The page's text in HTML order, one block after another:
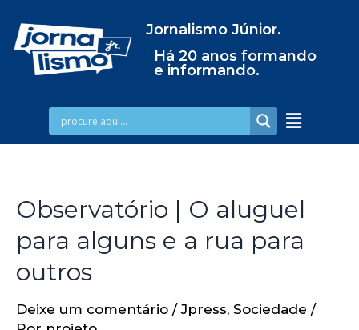
Jornalismo Júnior.
Há 20 anos formando
e informando.
Observatório | O aluguel
para alguns e a rua para
outros
Deixe um comentário /Jpress, Sociedade /